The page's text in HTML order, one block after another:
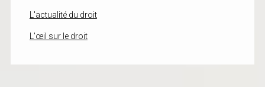
L'actualité du droit
L'œil sur le droit